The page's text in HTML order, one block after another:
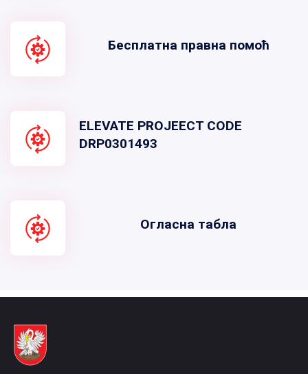
Бесплатна правна помоћ
ELEVATE PROJEECT CODE
DRP0301493
Огласна табла